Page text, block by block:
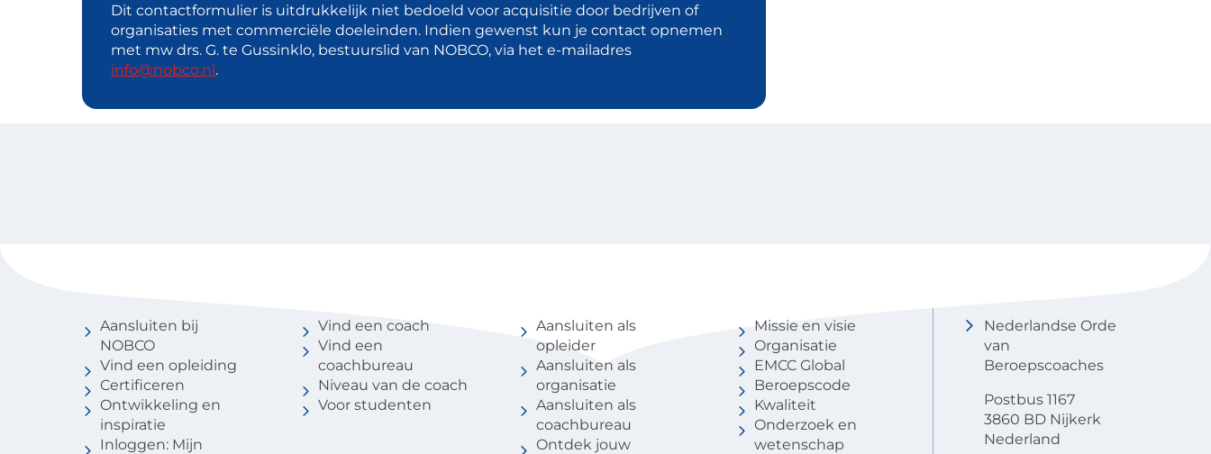
Dit contactformulier is uitdrukkelijk niet bedoeld voor acquisitie door bedrijven of
organisaties met commerciële doeleinden. Indien gewenst kun je contact opnemen
met mw drs. G. te Gussinklo, bestuurslid van NOBCO, via het e-mailadres
info@nobco.nl.
Aansluiten bij
NOBCO
Vind een opleiding
Certificeren
Ontwikkeling en
inspiratie
Inloggen: Mijn
Vind een coach
Vind een
coachbureau
Niveau van de coach
Voor studenten
Aansluiten als
opleider
Aansluiten als
organisatie
Aansluiten als
coachbureau
Ontdek jouw
Missie en visie
Organisatie
EMCC Global
Beroepscode
Kwaliteit
Onderzoek en
wetenschap
Nederlandse Orde
van
Beroepscoaches
Postbus 1167
3860 BD Nijkerk
Nederland